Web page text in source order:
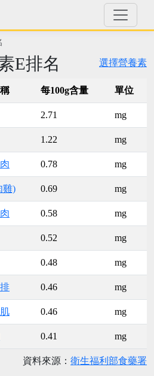
選擇營養素
E排名
每100g含量 單位
2.71 mg
1.22 mg
0.78 mg
雞) 0.69 mg
0.58 mg
0.52 mg
0.48 mg
0.46 mg
0.46 mg
0.41 mg
資料來源： 衛生福利部食藥署